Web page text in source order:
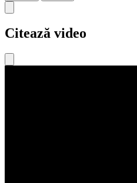
Citează video